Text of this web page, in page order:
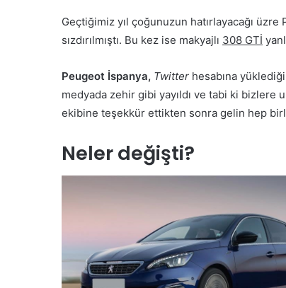
Geçtiğimiz yıl çoğunuzun hatırlayacağı üzre
sızdırılmıştı. Bu kez ise makyajlı 308 GTİ
Peugeot İspanya, Twitter hesabına
medyada zehir gibi yayıldı ve tabi ki bizlere
ekibine teşekkür ettikten sonra gelin hep
Neler değişti?